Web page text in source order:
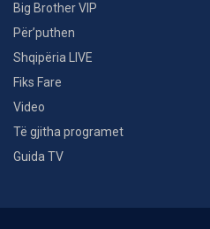
Big Brother VIP
Për’puthen
Shqipëria LIVE
Fiks Fare
Video
Të gjitha programet
Guida TV